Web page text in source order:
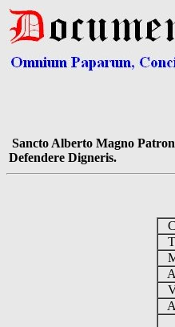
Sancto Alberto Magno
Defendere Digneris.